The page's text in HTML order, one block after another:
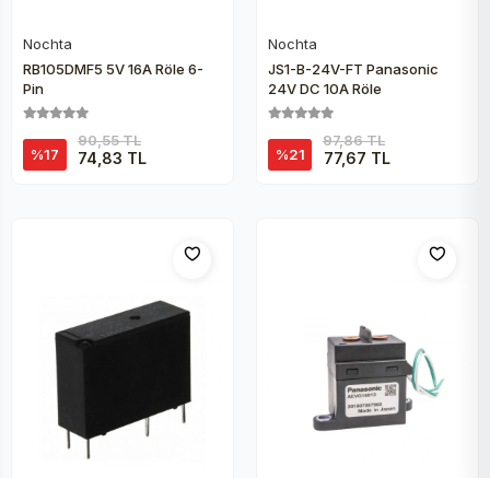
Nochta
RB105DMF5 5V 16A Röle 6-
Pin
%17
90,55 TL
74,83 TL
Nochta
JS1-B-24V-FT Panasonic
24V DC 10A Röle
%21
97,86 TL
77,67 TL